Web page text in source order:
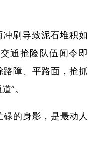
刷导致泥石堆积如
通抢险队伍闻令即
障、平路面，抢抓
”。
的身影，是最动人